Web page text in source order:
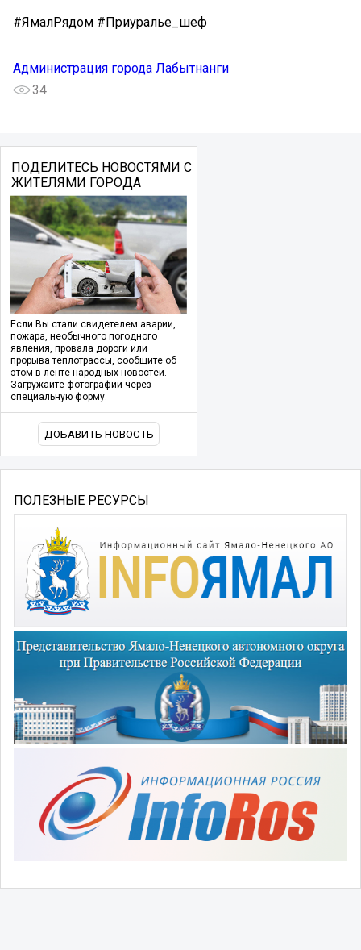
#ЯмалРядом #Приуралье_шеф
Администрация города Лабытнанги
34
ПОДЕЛИТЕСЬ НОВОСТЯМИ С
ЖИТЕЛЯМИ ГОРОДА
Если Вы стали свидетелем аварии,
пожара, необычного погодного
явления, провала дороги или
прорыва теплотрассы, сообщите об
этом в ленте народных новостей.
Загружайте фотографии через
специальную форму.
ДОБАВИТЬ НОВОСТЬ
ПОЛЕЗНЫЕ РЕСУРСЫ